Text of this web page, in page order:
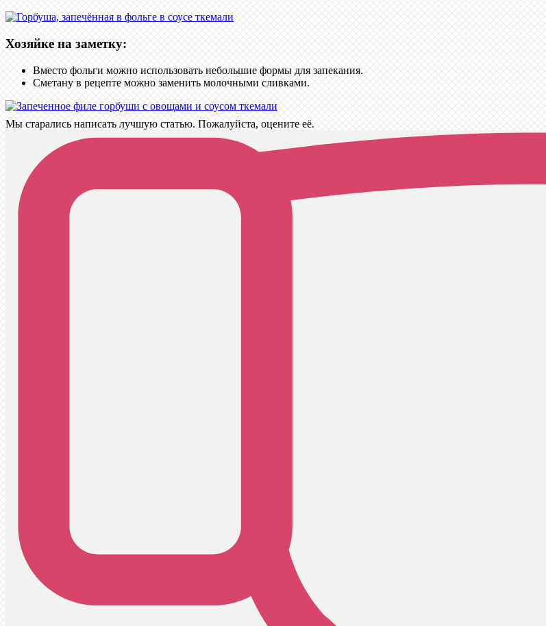
Хозяйке на заметку:
Вместо фольги можно использовать небольшие формы для запекания.
Сметану в рецепте можно заменить молочными сливками.
Мы старались написать лучшую статью. Пожалуйста, оцените её.